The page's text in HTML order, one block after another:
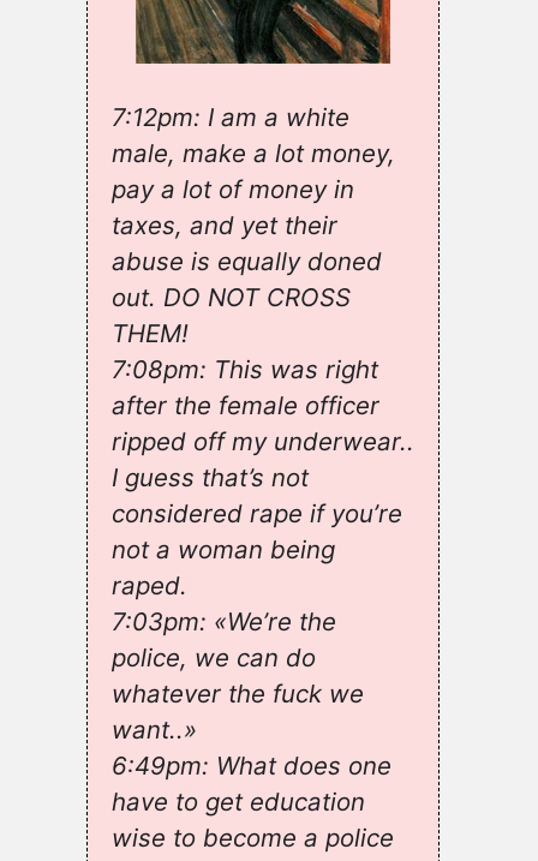
7:12pm: I am a white
male, make a lot money,
pay a lot of money in
taxes, and yet their
abuse is equally doned
out. DO NOT CROSS
THEM!
7:08pm: This was right
after the female officer
ripped off my underwear..
I guess that’s not
considered rape if you’re
not a woman being
raped.
7:03pm: «We’re the
police, we can do
whatever the fuck we
want..»
6:49pm: What does one
have to get education
wise to become a police